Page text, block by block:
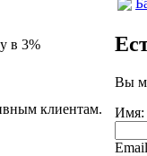
в 3%
клиентам.
Вы
Имя:
Email